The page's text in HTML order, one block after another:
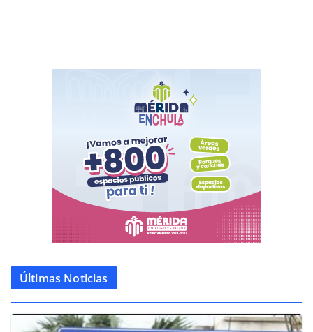
Últimas Noticias